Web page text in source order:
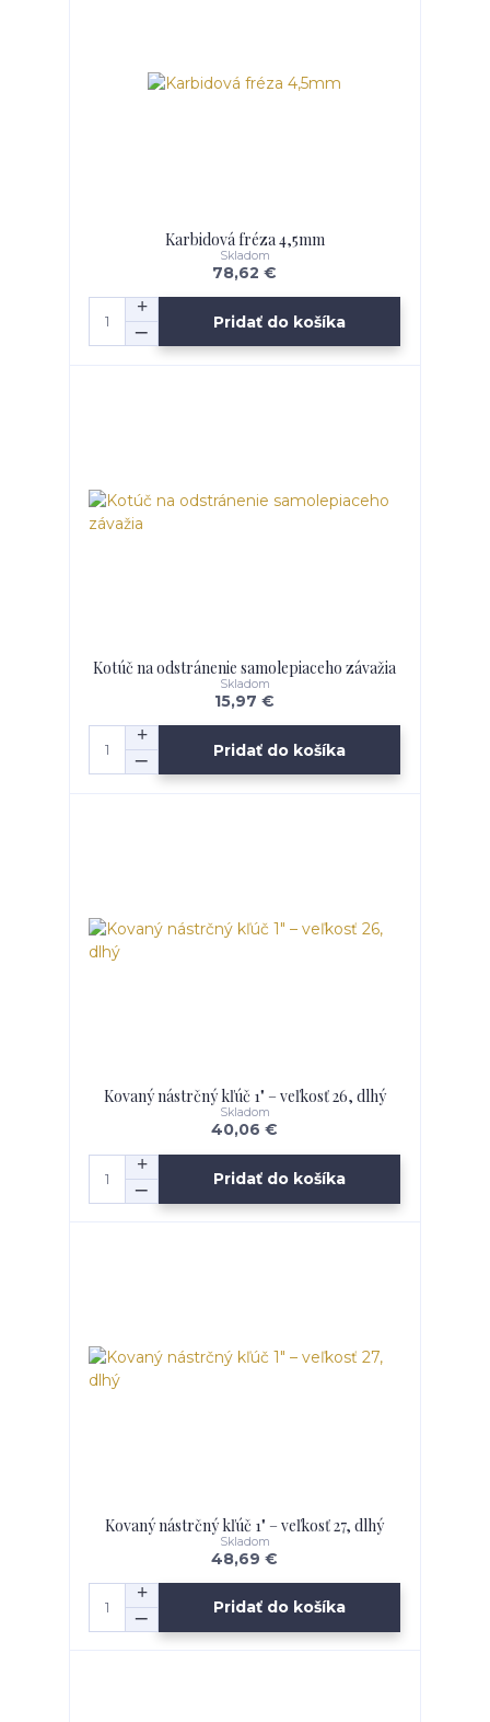
Karbidová fréza 4,5mm
78,62 €
Skladom
Pridať do košíka
Kotúč na odstránenie samolepiaceho závažia
15,97 €
Skladom
Pridať do košíka
Kovaný nástrčný kľúč 1" – veľkosť 26, dlhý
40,06 €
Skladom
Pridať do košíka
Kovaný nástrčný kľúč 1" – veľkosť 27, dlhý
48,69 €
Skladom
Pridať do košíka